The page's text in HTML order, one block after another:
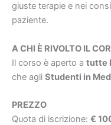
giuste terapie e nei
paziente.
A CHI È RIVOLTO IL
Il corso è aperto a tutte
che agli Studenti in
PREZZO
Quota di iscrizione: €